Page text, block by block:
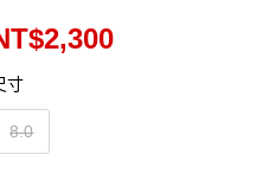
寸
8.0